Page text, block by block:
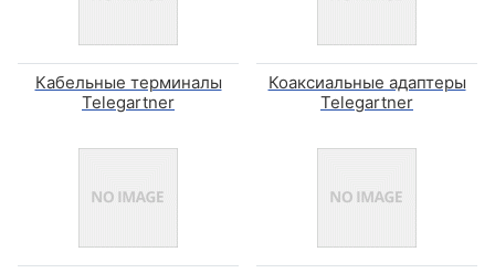
Кабельные терминалы
Telegartner
Коаксиальные адаптеры
Telegartner